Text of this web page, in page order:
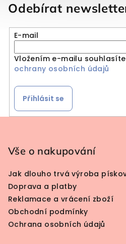
Odebírat
E-mail
Vložením e-mailu
ochrany osobních údajů
Přihlásit se
Vše o nakupování
Jak dlouho trvá výroba
Doprava a platby
Reklamace a vrácení zboží
Obchodní podmínky
Ochrana osobních údajů